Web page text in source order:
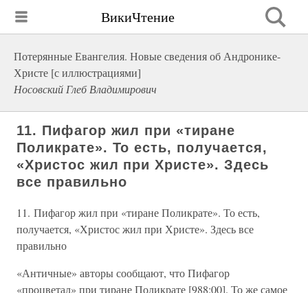
ВикиЧтение
Потерянные Евангелия. Новые сведения об Андронике-
Христе [с иллюстрациями]
Носовский Глеб Владимирович
11. Пифагор жил при «тиране
Поликрате». То есть, получается,
«Христос жил при Христе». Здесь
все правильно
11. Пифагор жил при «тиране Поликрате». То есть,
получается, «Христос жил при Христе». Здесь все
правильно
«Античные» авторы сообщают, что Пифагор
«процветал» при тиране Поликрате [988:00]. То же самое